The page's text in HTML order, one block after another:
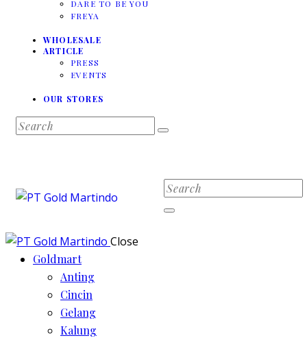
DARE TO BE YOU
FREYA
WHOLESALE
ARTICLE
PRESS
EVENTS
OUR STORES
Close
Goldmart
Anting
Cincin
Gelang
Kalung